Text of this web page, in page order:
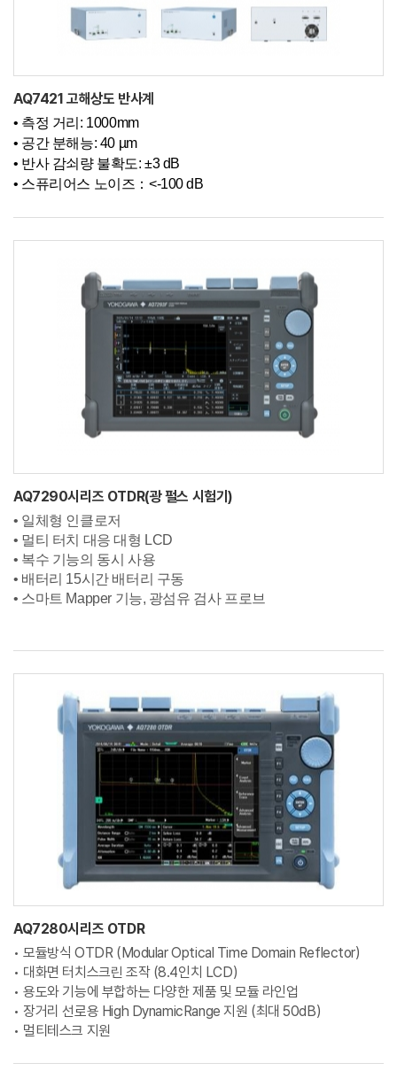
AQ7421 고해상도 반사계
• 측정 거리: 1000mm
• 공간 분해능: 40 µm
• 반사 감쇠량 불확도: ±3 dB
• 스퓨리어스 노이즈：<-100 dB
AQ7290시리즈 OTDR(광 펄스 시험기)
• 일체형 인클로저
• 멀티 터치 대응 대형 LCD
• 복수 기능의 동시 사용
• 배터리 15시간 배터리 구동
• 스마트 Mapper 기능, 광섬유 검사 프로브
AQ7280시리즈 OTDR
• 모듈방식 OTDR (Modular Optical Time Domain Reflector)
• 대화면 터치스크린 조작 (8.4인치 LCD)
• 용도와 기능에 부합하는 다양한 제품 및 모듈 라인업
• 장거리 선로용 High DynamicRange 지원 (최대 50dB)
• 멀티테스크 지원